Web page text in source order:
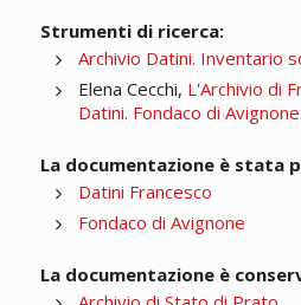
Strumenti di ricerca:
Archivio Datini. Inventario
Elena Cecchi, L'Archivio di
Datini. Fondaco di
La documentazione è stata
Datini Francesco
Fondaco di Avignone
La documentazione è